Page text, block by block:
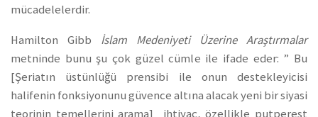
mücadelelerdir.
Hamilton Gibb İslam Medeniyeti Üzerine
Araştırmalar
metninde bunu şu çok güzel cümle ile ifade eder: ” Bu
[Şeriatın üstünlüğü prensibi ile onun destekleyicisi
halifenin fonksiyonunu güvence altına alacak yeni bir siyasi
teorinin temellerini arama] ihtiyaç, özellikle putperest